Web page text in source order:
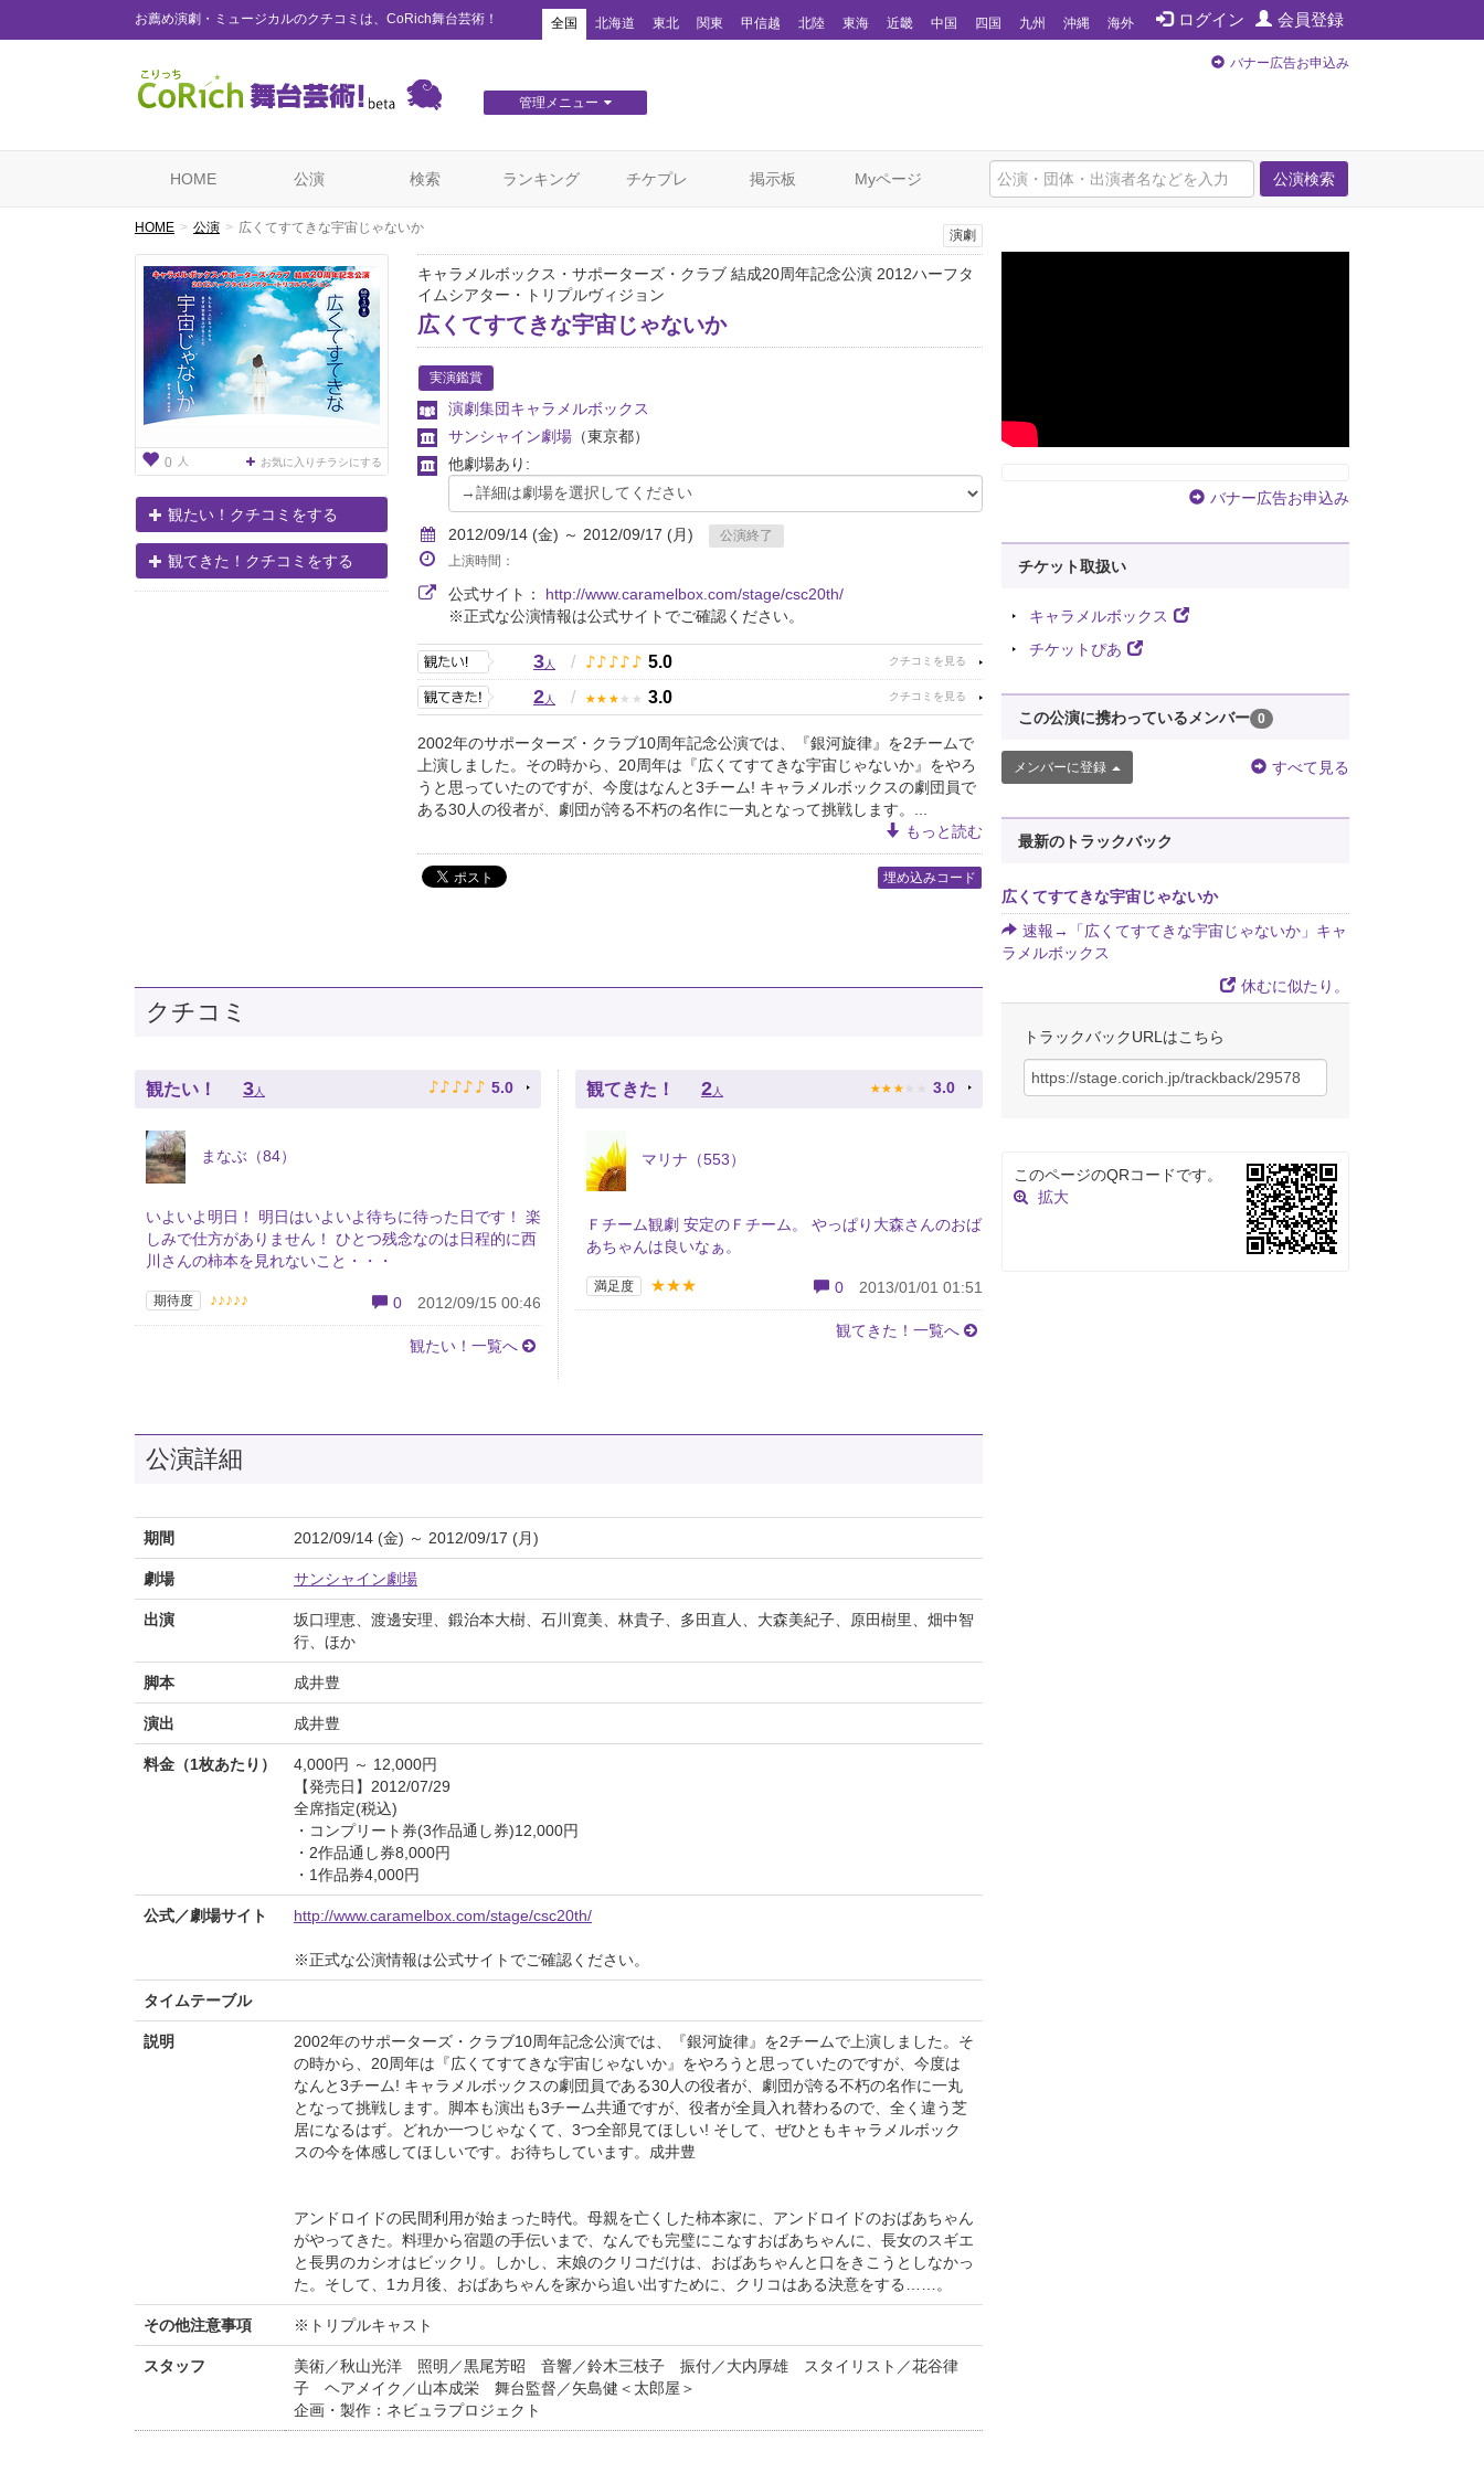
お薦め演劇・ミュージカルのクチコミは、CoRich舞台芸術！ ログイン 会員登録
全国 北海道 東北 関東 甲信越 北陸 東海 近畿 中国 四国 九州 沖縄 海外
管理メニュー
バナー広告お申込み
公演検索
HOME 公演 検索 ランキング チケプレ 掲示板 Myページ
HOME 公演 広くてすてきな宇宙じゃないか
0 人 お気に入りチラシにする
観たい！クチコミをする
観てきた！クチコミをする
演劇
キャラメルボックス・サポーターズ・クラブ 結成20周年記念公演 2012ハーフタ
イムシアター・トリプルヴィジョン
広くてすてきな宇宙じゃないか
実演鑑賞
演劇集団キャラメルボックス
サンシャイン劇場 （東京都）
他劇場あり:
2012/09/14 (金) ～ 2012/09/17 (月)
公演終了
上演時間：
公式サイト： http://www.caramelbox.com/stage/csc20th/
※正式な公演情報は公式サイトでご確認ください。
3人 / ♪ ♪ ♪ ♪ ♪ 5.0
2人 / ★ ★ ★ ★ ★ 3.0
2002年のサポーターズ・クラブ10周年記念公演では、『銀河旋律』を2チームで
上演しました。その時から、20周年は『広くてすてきな宇宙じゃないか』をやろ
うと思っていたのですが、今度はなんと3チーム! キャラメルボックスの劇団員で
ある30人の役者が、劇団が誇る不朽の名作に一丸となって挑戦します。...
もっと読む
埋め込みコード
クチコミ
観たい！ 3 人 ♪ ♪ ♪ ♪ ♪ 5.0
まなぶ（84）
いよいよ明日！ 明日はいよいよ待ちに待った日です！ 楽
しみで仕方がありません！ ひとつ残念なのは日程的に西
川さんの柿本を見れないこと・・・
期待度 ♪♪♪♪♪ 0 2012/09/15 00:46
観たい！一覧へ
観てきた！ 2 人 ★ ★ ★ ★ ★ 3.0
マリナ（553）
Ｆチーム観劇 安定のＦチーム。 やっぱり大森さんのおば
あちゃんは良いなぁ。
満足度 ★★★ 0 2013/01/01 01:51
観てきた！一覧へ
公演詳細
期間 2012/09/14 (金) ～ 2012/09/17 (月)
劇場 サンシャイン劇場
出演
坂口理恵、渡邊安理、鍛治本大樹、石川寛美、林貴子、多田直人、大森美紀子、原田樹里、畑中智
行、ほか
脚本 成井豊
演出 成井豊
料金（1枚あたり）
4,000円 ～ 12,000円
【発売日】2012/07/29
全席指定(税込)
・コンプリート券(3作品通し券)12,000円
・2作品通し券8,000円
・1作品券4,000円
公式／劇場サイト http://www.caramelbox.com/stage/csc20th/
※正式な公演情報は公式サイトでご確認ください。
タイムテーブル
説明
2002年のサポーターズ・クラブ10周年記念公演では、『銀河旋律』を2チームで上演しました。そ
の時から、20周年は『広くてすてきな宇宙じゃないか』をやろうと思っていたのですが、今度は
なんと3チーム! キャラメルボックスの劇団員である30人の役者が、劇団が誇る不朽の名作に一丸
となって挑戦します。脚本も演出も3チーム共通ですが、役者が全員入れ替わるので、全く違う芝
居になるはず。どれか一つじゃなくて、3つ全部見てほしい! そして、ぜひともキャラメルボック
スの今を体感してほしいです。お待ちしています。成井豊
アンドロイドの民間利用が始まった時代。母親を亡くした柿本家に、アンドロイドのおばあちゃん
がやってきた。料理から宿題の手伝いまで、なんでも完璧にこなすおばあちゃんに、長女のスギエ
と長男のカシオはビックリ。しかし、末娘のクリコだけは、おばあちゃんと口をきこうとしなかっ
た。そして、1カ月後、おばあちゃんを家から追い出すために、クリコはある決意をする……。
その他注意事項 ※トリプルキャスト
スタッフ
美術／秋山光洋 照明／黒尾芳昭 音響／鈴木三枝子 振付／大内厚雄 スタイリスト／花谷律
子 ヘアメイク／山本成栄 舞台監督／矢島健＜太郎屋＞
企画・製作：ネビュラプロジェクト
バナー広告お申込み
チケット取扱い
キャラメルボックス
チケットぴあ
この公演に携わっているメンバー 0
メンバーに登録 すべて見る
最新のトラックバック
広くてすてきな宇宙じゃないか
速報→「広くてすてきな宇宙じゃないか」キャ
ラメルボックス
休むに似たり。
トラックバックURLはこちら
このページのQRコードです。
拡大